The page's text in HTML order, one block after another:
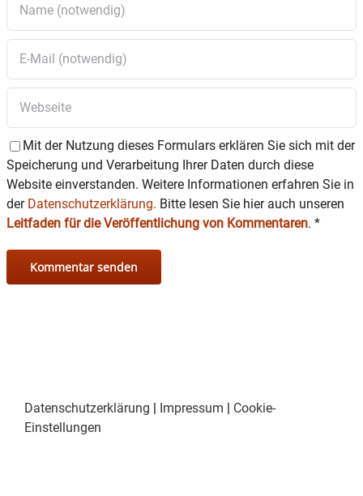
Mit der Nutzung dieses Formulars erklären Sie sich mit der
Speicherung und Verarbeitung Ihrer Daten durch diese
Website einverstanden. Weitere Informationen erfahren Sie in
der Datenschutzerklärung. Bitte lesen Sie hier auch unseren
Leitfaden für die Veröffentlichung von Kommentaren. *
Datenschutzerklärung | Impressum | Cookie-
Einstellungen